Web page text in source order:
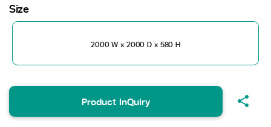
Size
2000 W x 2000 D x 580 H
Product InQuiry share